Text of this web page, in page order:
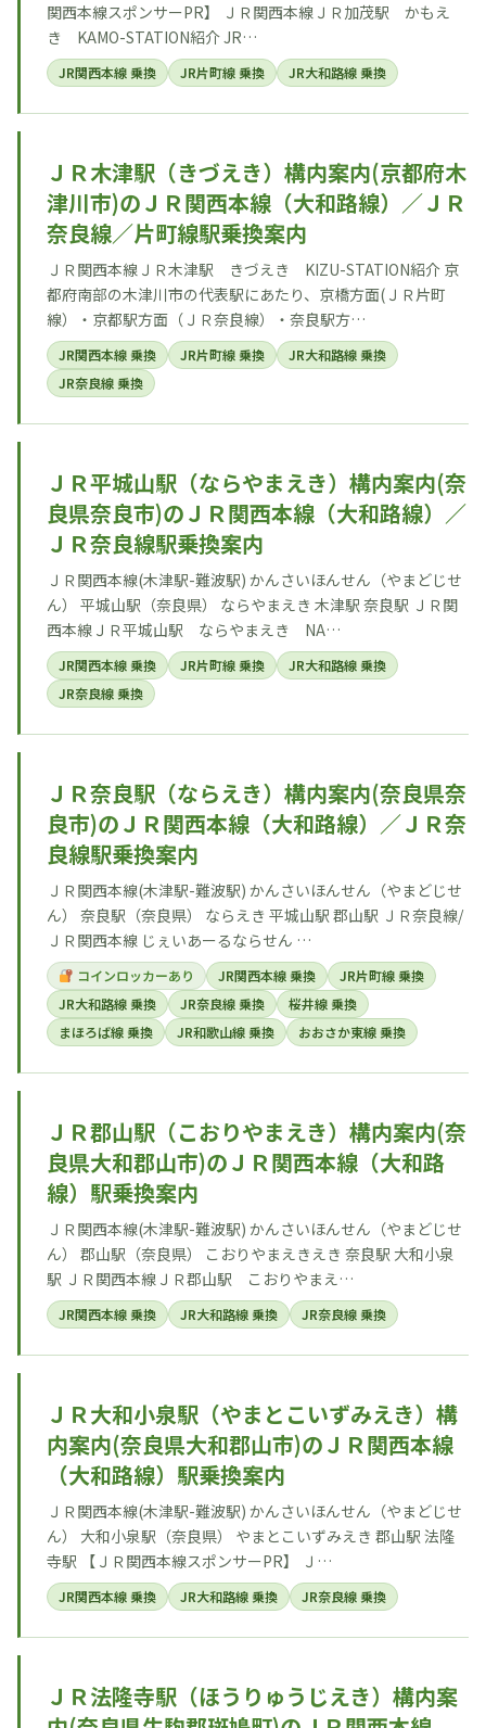
関西本線スポンサーPR】 ＪＲ関西本線ＪＲ加茂駅 かもえ
き KAMO-STATION紹介 JR…
JR関西本線 乗換 JR片町線 乗換 JR大和路線 乗換
ＪＲ木津駅（きづえき）構内案内(京都府木
津川市)のＪＲ関西本線（大和路線）／ＪＲ
奈良線／片町線駅乗換案内
ＪＲ関西本線ＪＲ木津駅 きづえき KIZU-STATION紹介 京
都府南部の木津川市の代表駅にあたり、京橋方面(ＪＲ片町
線）・京都駅方面（ＪＲ奈良線）・奈良駅方…
JR関西本線 乗換 JR片町線 乗換
JR大和路線 乗換
JR奈良線 乗換
ＪＲ平城山駅（ならやまえき）構内案内(奈
良県奈良市)のＪＲ関西本線（大和路線）／
ＪＲ奈良線駅乗換案内
ＪＲ関西本線(木津駅-難波駅) かんさいほんせん（やまどじせ
ん） 平城山駅（奈良県） ならやまえき 木津駅 奈良駅 ＪＲ関
西本線ＪＲ平城山駅 ならやまえき NA…
JR関西本線 乗換 JR片町線 乗換
JR大和路線 乗換
JR奈良線 乗換
ＪＲ奈良駅（ならえき）構内案内(奈良県奈
良市)のＪＲ関西本線（大和路線）／ＪＲ奈
良線駅乗換案内
ＪＲ関西本線(木津駅-難波駅) かんさいほんせん（やまどじせ
ん） 奈良駅（奈良県） ならえき 平城山駅 郡山駅 ＪＲ奈良線/
ＪＲ関西本線 じぇいあーるならせん …
コインロッカーあり JR関西本線 乗換
JR片町線 乗換
JR大和路線 乗換
JR奈良線 乗換
桜井線 乗換
まほろば線 乗換
JR和歌山線 乗換 おおさか東線 乗換
ＪＲ郡山駅（こおりやまえき）構内案内(奈
良県大和郡山市)のＪＲ関西本線（大和路
線）駅乗換案内
ＪＲ関西本線(木津駅-難波駅) かんさいほんせん（やまどじせ
ん） 郡山駅（奈良県） こおりやまえきえき 奈良駅 大和小泉
駅 ＪＲ関西本線ＪＲ郡山駅 こおりやまえ…
JR関西本線 乗換 JR大和路線 乗換 JR奈良線 乗換
ＪＲ大和小泉駅（やまとこいずみえき）構
内案内(奈良県大和郡山市)のＪＲ関西本線
（大和路線）駅乗換案内
ＪＲ関西本線(木津駅-難波駅) かんさいほんせん（やまどじせ
ん） 大和小泉駅（奈良県） やまとこいずみえき 郡山駅 法隆
寺駅 【ＪＲ関西本線スポンサーPR】 Ｊ…
JR関西本線 乗換 JR大和路線 乗換 JR奈良線 乗換
ＪＲ法隆寺駅（ほうりゅうじえき）構内案